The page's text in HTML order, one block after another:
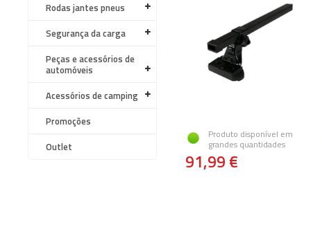
Rodas jantes pneus
Segurança da carga
Peças e acessórios de
automóveis
Acessórios de camping
Promoções
Outlet
Produto disponível em
grandes quantidades
91,99 €